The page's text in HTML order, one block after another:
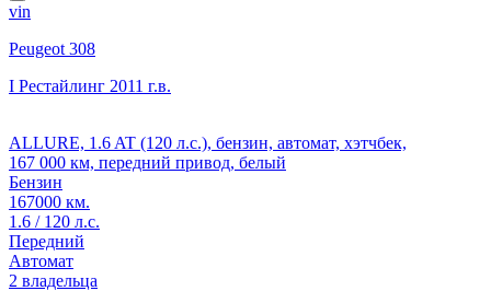
vin
Peugeot 308
I Рестайлинг 2011 г.в.
ALLURE, 1.6 AT (120 л.с.), бензин, автомат, хэтчбек,
167 000 км, передний привод, белый
Бензин
167000 км.
1.6 / 120 л.с.
Передний
Автомат
2 владельца